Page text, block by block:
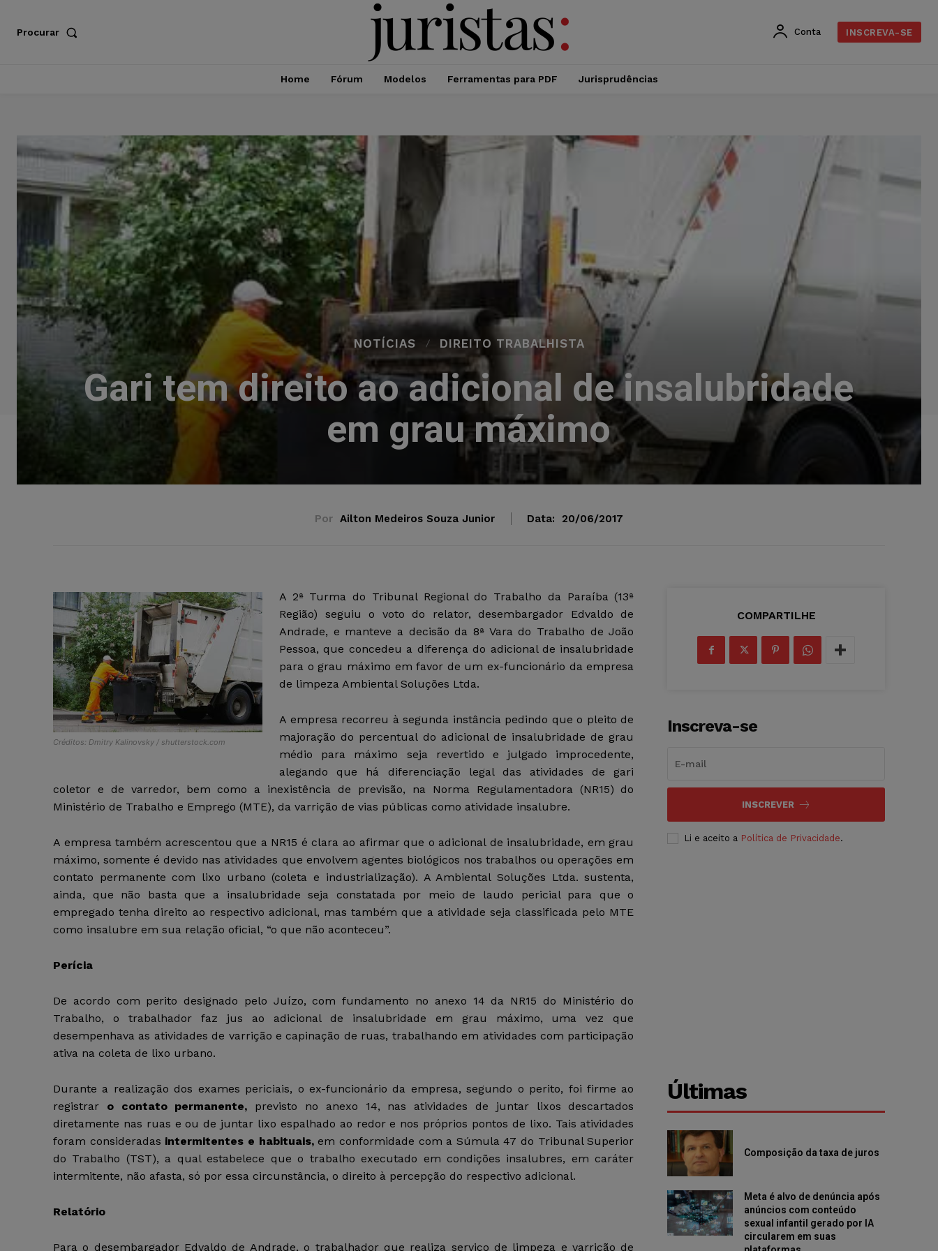
Procurar Conta INSCREVA-SE
Home Fórum Modelos Ferramentas para PDF Jurisprudências
NOTÍCIAS DIREITO TRABALHISTA
Gari tem direito ao adicional de insalubridade
em grau máximo
Por Ailton Medeiros Souza Junior Data: 20/06/2017
Créditos: Dmitry Kalinovsky / shutterstock.com
A 2ª Turma do Tribunal Regional do Trabalho da Paraíba (13ª
Região) seguiu o voto do relator, desembargador Edvaldo de
Andrade, e manteve a decisão da 8ª Vara do Trabalho de João
Pessoa, que concedeu a diferença do adicional de insalubridade
para o grau máximo em favor de um ex-funcionário da empresa
de limpeza Ambiental Soluções Ltda.
A empresa recorreu à segunda instância pedindo que o pleito de
majoração do percentual do adicional de insalubridade de grau
médio para máximo seja revertido e julgado improcedente,
alegando que há diferenciação legal das atividades de gari
coletor e de varredor, bem como a inexistência de previsão, na Norma Regulamentadora (NR15) do
Ministério de Trabalho e Emprego (MTE), da varrição de vias públicas como atividade insalubre.
A empresa também acrescentou que a NR15 é clara ao afirmar que o adicional de insalubridade, em grau
máximo, somente é devido nas atividades que envolvem agentes biológicos nos trabalhos ou operações em
contato permanente com lixo urbano (coleta e industrialização). A Ambiental Soluções Ltda. sustenta,
ainda, que não basta que a insalubridade seja constatada por meio de laudo pericial para que o
empregado tenha direito ao respectivo adicional, mas também que a atividade seja classificada pelo MTE
como insalubre em sua relação oficial, “o que não aconteceu”.
Perícia
De acordo com perito designado pelo Juízo, com fundamento no anexo 14 da NR15 do Ministério do
Trabalho, o trabalhador faz jus ao adicional de insalubridade em grau máximo, uma vez que
desempenhava as atividades de varrição e capinação de ruas, trabalhando em atividades com participação
ativa na coleta de lixo urbano.
Durante a realização dos exames periciais, o ex-funcionário da empresa, segundo o perito, foi firme ao
registrar o contato permanente, previsto no anexo 14, nas atividades de juntar lixos descartados
diretamente nas ruas e ou de juntar lixo espalhado ao redor e nos próprios pontos de lixo. Tais atividades
foram consideradas intermitentes e habituais,em conformidade com a Súmula 47 do Tribunal Superior
do Trabalho (TST), a qual estabelece que o trabalho executado em condições insalubres, em caráter
intermitente, não afasta, só por essa circunstância, o direito à percepção do respectivo adicional.
Relatório
Para o desembargador Edvaldo de Andrade, o trabalhador que realiza serviço de limpeza e varrição de
COMPARTILHE
Inscreva-se
INSCREVER
Li e aceito a Política de Privacidade.
Últimas
Composição da taxa de juros
Meta é alvo de denúncia após
anúncios com conteúdo
sexual infantil gerado por IA
circularem em suas